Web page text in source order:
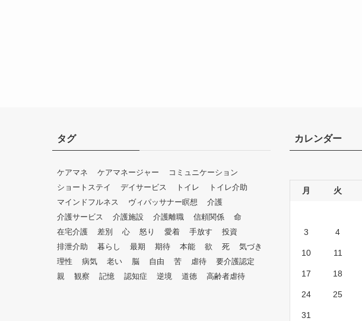
タグ
ケアマネ ケアマネージャー
コミュニケーション
ショートステイ
デイサービス トイレ
トイレ介助
マインドフルネス
ヴィパッサナー瞑想
介護
介護サービス
介護施設 介護離職 信頼関係
命
在宅介護
差別 心 怒り 愛着 手放す
投資
排泄介助
暮らし 最期 期待 本能 欲 死
気づき
理性
病気 老い 脳 自由 苦 虐待
要介護認定
親
観察 記憶 認知症 逆境 道徳 高齢者虐待
カレンダー
月 火
3 4
10 11
17 18
24 25
31